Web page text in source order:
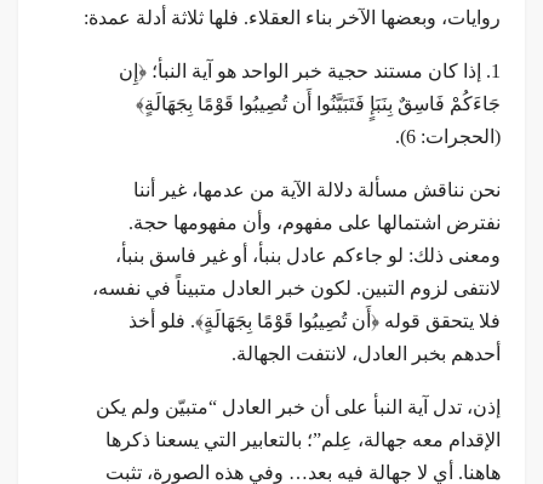
روايات، وبعضها الآخر بناء العقلاء. فلها ثلاثة أدلة عمدة:
1. إذا كان مستند حجية خبر الواحد هو آية النبأ؛ ﴿إِن
جَاءَكُمْ فَاسِقٌ بِنَبَإٍ فَتَبَيَّنُوا أَن تُصِيبُوا قَوْمًا بِجَهَالَةٍ﴾
(الحجرات: 6).
نحن نناقش مسألة دلالة الآية من عدمها، غير أننا
نفترض اشتمالها على مفهوم، وأن مفهومها حجة.
ومعنى ذلك: لو جاءكم عادل بنبأ، أو غير فاسق بنبأ،
لانتفى لزوم التبين. لكون خبر العادل متبيناً في نفسه،
فلا يتحقق قوله ﴿أَن تُصِيبُوا قَوْمًا بِجَهَالَةٍ﴾. فلو أخذ
أحدهم بخبر العادل، لانتفت الجهالة.
إذن، تدل آية النبأ على أن خبر العادل “متبيّن ولم يكن
الإقدام معه جهالة، عِلم”؛ بالتعابير التي يسعنا ذكرها
هاهنا. أي لا جهالة فيه بعد… وفي هذه الصورة، تثبت